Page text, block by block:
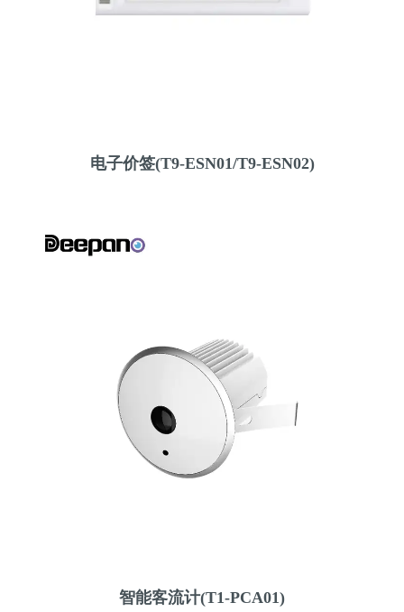
电子价签(T9-ESN01/T9-ESN02)
智能客流计(T1-PCA01)